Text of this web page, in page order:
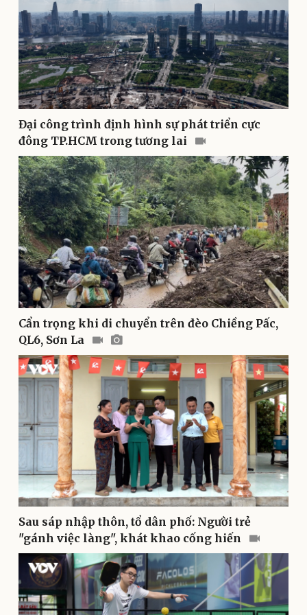
Thể thao
Bóng đá
Lịch thi đấu bóng đá
Thế giới thể thao
eSports
Hậu trường
Ô tô - Xe máy
Ô tô
Xe máy
Tư vấn
Doanh nghiệp
Thông tin doanh nghiệp
Doanh nghiệp 24h
Doanh nhân
Vì cộng đồng
Công nghệ
Tin Công nghệ
Trải nghiệm
Chuyển đổi số
Sức khỏe
Dinh dưỡng - món ngon
Đời sống
Nhà đẹp
Đại công trình định hình sự phát triển cực
đông TP.HCM trong tương lai
Cẩn trọng khi di chuyển trên đèo Chiềng Pấc,
QL6, Sơn La
Sau sáp nhập thôn, tổ dân phố: Người trẻ
"gánh việc làng", khát khao cống hiến